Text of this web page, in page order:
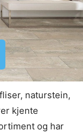
naturstein,
kjente
og har